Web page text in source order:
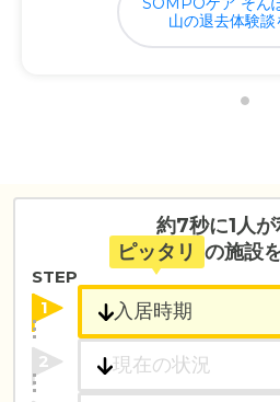
山の退去体験談
約7秒に1人が
ピッタリ の施設
STEP
1
2